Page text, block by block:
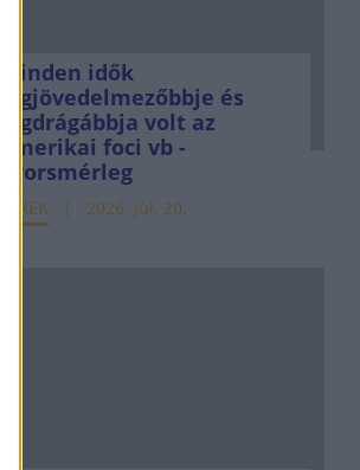
Minden idők
legjövedelmezőbbje és
legdrágábbja volt az
amerikai foci vb -
gyorsmérleg
HÍREK 2026. júl. 20.